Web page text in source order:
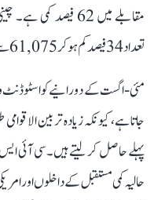
تعداد 34 فیصد کم ہو کر 61,075 سے 40,034 رہ گئی۔
مئی-اگست کے دورانیے کوا
جاتا ہے، کیونکہ زیادہ تر بین
پہلے حاصل کر لیتے ہیں۔ سی آئی
حالیہ کمی مستقبل کے داخلوں اور